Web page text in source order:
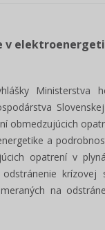
v
Ministerstva
obmedzujúcich
a
opatrení v
krízovej
na